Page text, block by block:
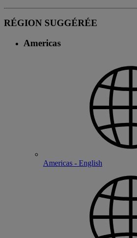
RÉGION SUGGÉRÉE
Americas
Americas - English